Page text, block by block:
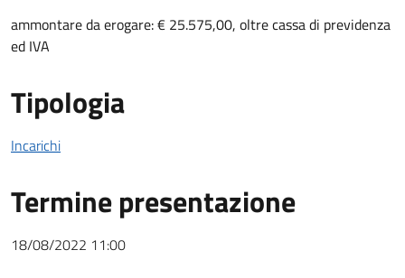
ammontare da erogare: € 25.575,00, oltre cassa di previdenza
ed IVA
Tipologia
Incarichi
Termine presentazione
18/08/2022 11:00